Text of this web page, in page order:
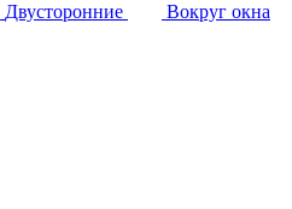
Двусторонние
Вокруг окна